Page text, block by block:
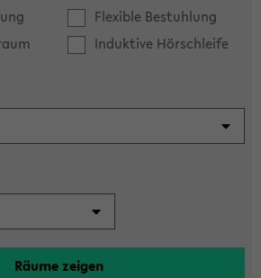
Flexible Bestuhlung
Induktive Hörschleife